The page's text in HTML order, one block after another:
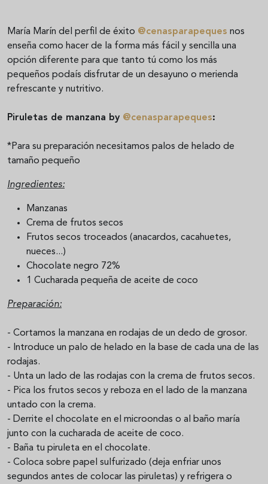
María Marín del perfil de éxito @cenasparapeques nos
enseña como hacer de la forma más fácil y sencilla una
opción diferente para que tanto tú como los más
pequeños podaís disfrutar de un desayuno o merienda
refrescante y nutritivo.
Piruletas de manzana by @cenasparapeques:
*Para su preparación necesitamos palos de helado de
tamaño pequeño
Ingredientes:
Manzanas
Crema de frutos secos
Frutos secos troceados (anacardos, cacahuetes,
nueces...)
Chocolate negro 72%
1 Cucharada pequeña de aceite de coco
Preparación:
- Cortamos la manzana en rodajas de un dedo de grosor.
- Introduce un palo de helado en la base de cada una de las
rodajas.
- Unta un lado de las rodajas con la crema de frutos secos.
- Pica los frutos secos y reboza en el lado de la manzana
untado con la crema.
- Derrite el chocolate en el microondas o al baño maría
junto con la cucharada de aceite de coco.
- Baña tu piruleta en el chocolate.
- Coloca sobre papel sulfurizado (deja enfriar unos
segundos antes de colocar las piruletas) y refrigera o